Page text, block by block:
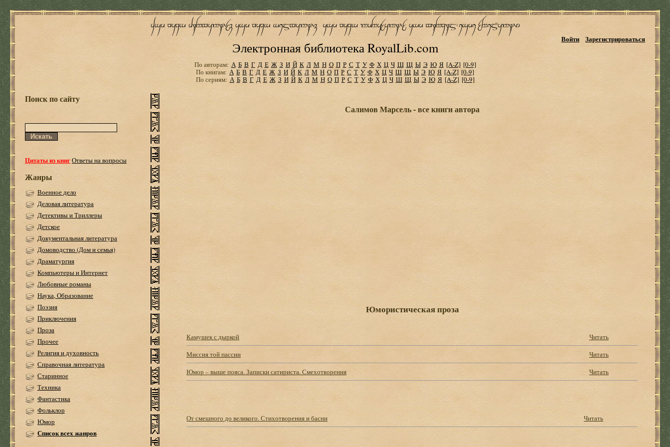
Электронная библиотека RoyalLib.com
Войти Зарегистрироваться
По авторам: А Б В Г Д Е Ж З И Й К Л М Н О П Р С Т У Ф Х Ц Ч Ш Щ Ы Э Ю Я [A-Z] [0-9]
По книгам: А Б В Г Д Е Ж З И Й К Л М Н О П Р С Т У Ф Х Ц Ч Ш Щ Ы Э Ю Я [A-Z] [0-9]
По сериям: А Б В Г Д Е Ж З И Й К Л М Н О П Р С Т У Ф Х Ц Ч Ш Щ Ы Э Ю Я [A-Z] [0-9]
Поиск по сайту
Цитаты из книгОтветы на вопросы
Жанры
Военное дело
Деловая литература
Детективы и Триллеры
Детское
Документальная литература
Домоводство (Дом и семья)
Драматургия
Компьютеры и Интернет
Любовные романы
Наука, Образование
Поэзия
Приключения
Проза
Прочее
Религия и духовность
Справочная литература
Старинное
Техника
Фантастика
Фольклор
Юмор
Список всех жанров
Салимов Марсель - все книги автора
Юмористическая проза
Камушек с дыркой
Читать
Миссия той пассии
Читать
Юмор – выше пояса. Записки сатириста. Смехотворения
Читать
От смешного до великого. Стихотворения и басни Читать